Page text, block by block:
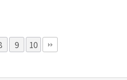
9 10